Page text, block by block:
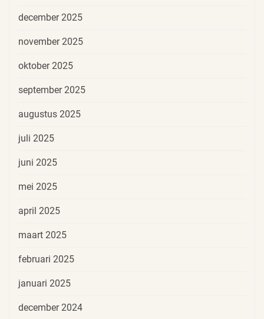
december 2025
november 2025
oktober 2025
september 2025
augustus 2025
juli 2025
juni 2025
mei 2025
april 2025
maart 2025
februari 2025
januari 2025
december 2024